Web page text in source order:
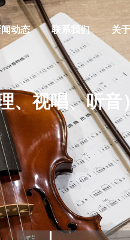
动态 联系我们 关
视唱、听
阿萨德